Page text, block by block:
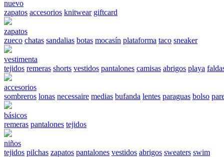
nuevo
zapatos accesorios knitwear giftcard
zapatos
zueco chatas sandalias botas mocasín plataforma taco sneaker
vestimenta
tejidos remeras shorts vestidos pantalones camisas abrigos playa
accesorios
sombreros lonas necessaire medias bufanda lentes paraguas bolso
básicos
remeras pantalones tejidos
niños
tejidos pilchas zapatos pantalones vestidos abrigos sweaters swim